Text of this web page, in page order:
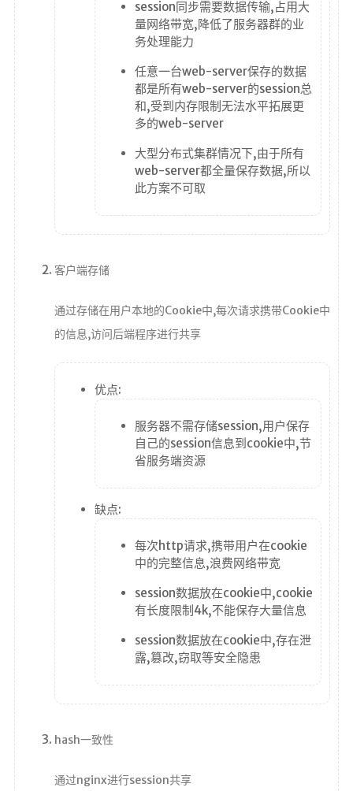
session同步需要数据传输,占用大
量网络带宽,降低了服务器群的业
务处理能力
任意一台web-server保存的数据
都是所有web-server的session总
和,受到内存限制无法水平拓展更
多的web-server
大型分布式集群情况下,由于所有
web-server都全量保存数据,所以
此方案不可取
客户端存储
通过存储在用户本地的Cookie中,每次请求携带Cookie中
的信息,访问后端程序进行共享
优点:
服务器不需存储session,用户保存
自己的session信息到cookie中,节
省服务端资源
缺点:
每次http请求,携带用户在cookie
中的完整信息,浪费网络带宽
session数据放在cookie中,cookie
有长度限制4k,不能保存大量信息
session数据放在cookie中,存在泄
露,篡改,窃取等安全隐患
hash一致性
通过nginx进行session共享